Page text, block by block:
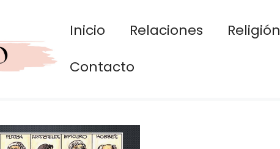
Inicio Relaciones Religión
Contacto